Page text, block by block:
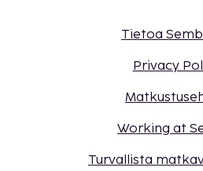
Tietoa
Privacy
Working at
Turvallista